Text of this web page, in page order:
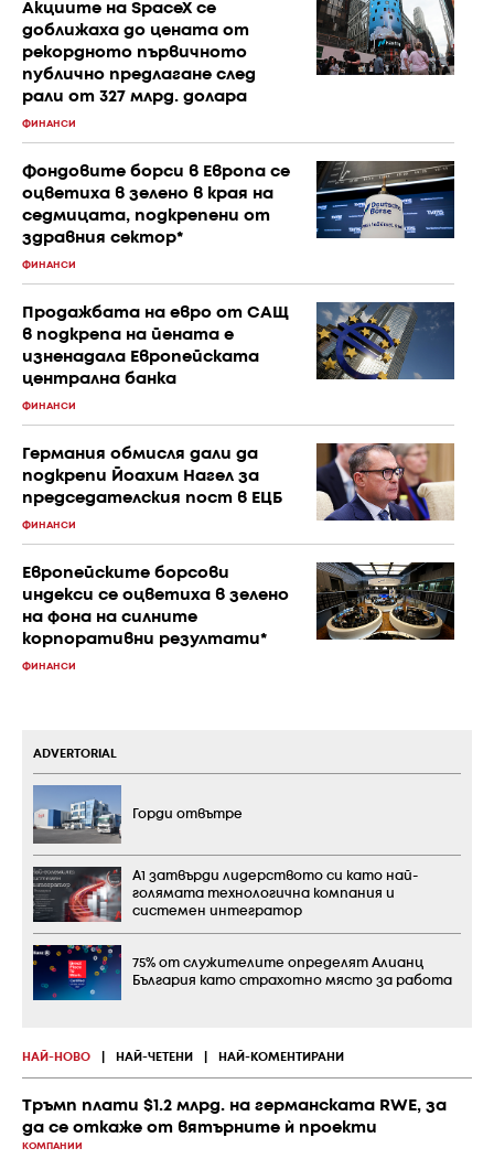
Акциите на SpaceX се
доближаха до цената от
рекордното първичното
публично предлагане след
рали от 327 млрд. долара
ФИНАНСИ
Фондовите борси в Европа се
оцветиха в зелено в края на
седмицата, подкрепени от
здравния сектор*
ФИНАНСИ
Продажбата на евро от САЩ
в подкрепа на йената е
изненадала Европейската
централна банка
ФИНАНСИ
Германия обмисля дали да
подкрепи Йоахим Нагел за
председателския пост в ЕЦБ
ФИНАНСИ
Европейските борсови
индекси се оцветиха в зелено
на фона на силните
корпоративни резултати*
ФИНАНСИ
НАЙ-НОВО НАЙ-ЧЕТЕНИ НАЙ-КОМЕНТИРАНИ
Тръмп плати $1.2 млрд. на германската RWE, за
да се откаже от вятърните ѝ проекти
КОМПАНИИ
ADVERTORIAL
Горди отвътре
А1 затвърди лидерството си като най-
голямата технологична компания и
системен интегратор
75% от служителите определят Алианц
България като страхотно място за работа